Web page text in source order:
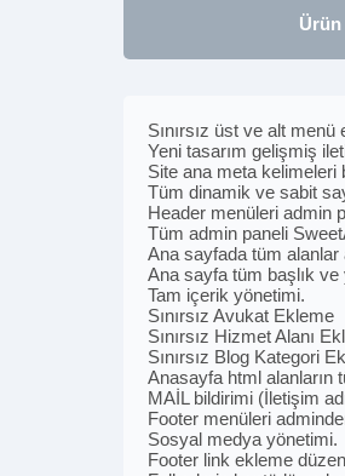
Ürün
Sınırsız üst ve alt
Yeni tasarım gelişmiş
Site ana meta kelimeleri
Tüm dinamik ve sabit
Header menüleri admin
Tüm admin paneli
Ana sayfada tüm alanlar
Ana sayfa tüm başlık ve
Tam içerik yönetimi.
Sınırsız Avukat Ekleme
Sınırsız Hizmet Alanı
Sınırsız Blog Kategori
Anasayfa html alanların
MAİL bildirimi (İletişim
Footer menüleri
Sosyal medya yönetimi.
Footer link ekleme